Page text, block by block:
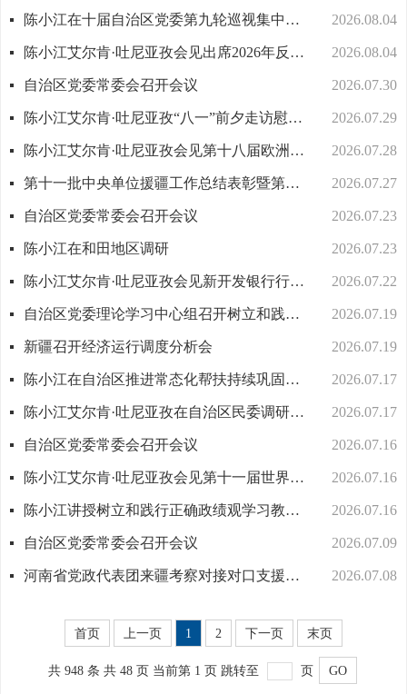
2026.08.04
陈小江在十届自治区党委第九轮巡视集中反馈会暨第十轮巡视动员部署会上强调 不断提高巡视的震慑力穿透力推动力 为建设社会主义现代化新疆提供坚强政治保障
2026.08.04
陈小江艾尔肯·吐尼亚孜会见出席2026年反恐国际研讨会中外嘉宾
2026.07.30
自治区党委常委会召开会议
2026.07.29
陈小江艾尔肯·吐尼亚孜“八一”前夕走访慰问驻疆部队官兵和优抚对象
2026.07.28
陈小江艾尔肯·吐尼亚孜会见第十八届欧洲外交官研讨班一行
2026.07.27
第十一批中央单位援疆工作总结表彰暨第十二批中央单位援疆干部人才欢迎大会举行
2026.07.23
自治区党委常委会召开会议
2026.07.23
陈小江在和田地区调研
2026.07.22
陈小江艾尔肯·吐尼亚孜会见新开发银行行长罗塞芙
2026.07.19
自治区党委理论学习中心组召开树立和践行正确政绩观学习教育专题调研成果交流会
2026.07.19
新疆召开经济运行调度分析会
2026.07.17
陈小江在自治区推进常态化帮扶持续巩固拓展脱贫攻坚成果工作会议上强调 扎实有力推进常态化精准帮扶 坚决守牢不发生规模性返贫致贫底线
2026.07.17
陈小江艾尔肯·吐尼亚孜在自治区民委调研座谈
2026.07.16
自治区党委常委会召开会议
2026.07.16
陈小江艾尔肯·吐尼亚孜会见第十一届世界华侨华人社团联谊大会代表参访团
2026.07.16
陈小江讲授树立和践行正确政绩观学习教育专题党课
2026.07.09
自治区党委常委会召开会议
2026.07.08
河南省党政代表团来疆考察对接对口支援与合作发展工作
首页 上一页 1 2 下一页 末页
共 948 条 共 48 页 当前第 1 页 跳转至 页 GO